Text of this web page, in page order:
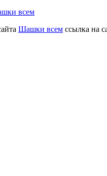
всем
Шашки всем ссылка на